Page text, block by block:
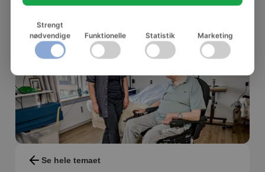
podcast
Se hele temaet
Strengt
nødvendige
Funktionelle Statistik Marketing